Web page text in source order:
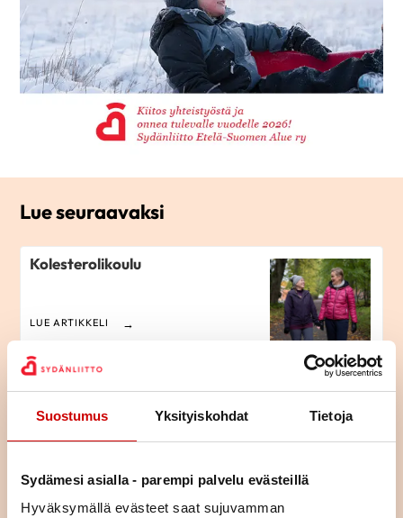
Suostumus Yksityiskohdat Tietoja
Sydämesi asialla - parempi palvelu evästeillä
Hyväksymällä evästeet saat sujuvamman
Lue seuraavaksi
Kolesterolikoulu
LUE ARTIKKELI
LUE ARTIKKELI
Kolesterolikoulu